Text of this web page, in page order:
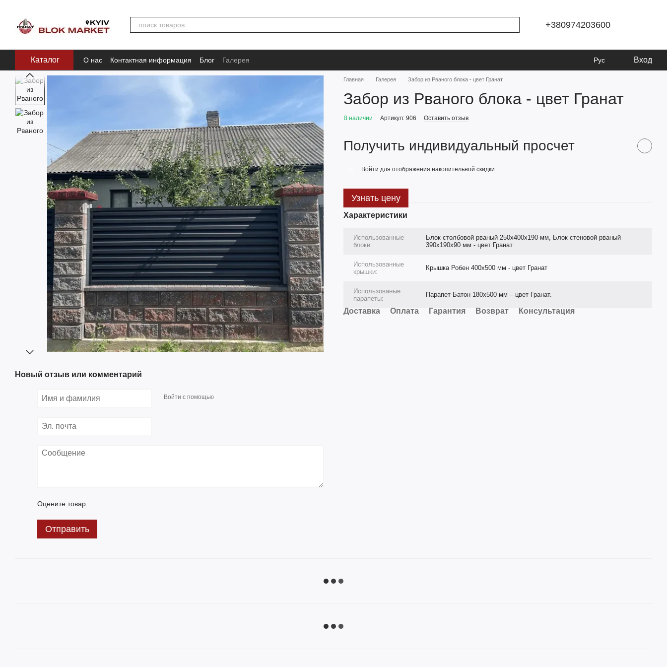
+380974203600
Каталог О нас Контактная информация Блог Галерея Рус Вход
Новый отзыв или комментарий
Войти с помощью
Оцените товар
Отправить
Главная Галерея Забор из Рваного блока - цвет Гранат
Забор из Рваного блока - цвет Гранат
В наличии Артикул: 906 Оставить отзыв
Получить индивидуальный просчет
Войти для отображения накопительной скидки
Узнать цену
Характеристики
Использованные
блоки:
Блок столбовой рваный 250х400х190 мм, Блок стеновой рваный
390х190х90 мм - цвет Гранат
Использованные
крышки:
Крышка Робен 400х500 мм - цвет Гранат
Использованые
парапеты:
Парапет Батон 180х500 мм – цвет Гранат.
Доставка Оплата Гарантия Возврат Консультация